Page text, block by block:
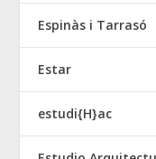
Espinàs i Tarrasó
Estar
estudi{H}ac